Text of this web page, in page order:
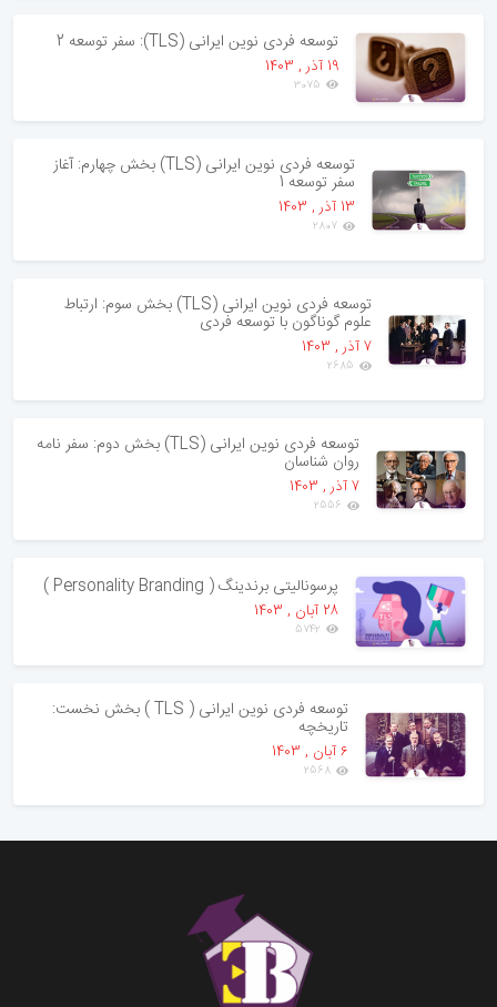
توسعه فردی نوین ایرانی (TLS): سفر توسعه 2
19 آذر , 1403
3075
توسعه فردی نوین ایرانی (TLS) بخش چهارم: آغاز
سفر توسعه 1
13 آذر , 1403
2807
توسعه فردی نوین ایرانی (TLS) بخش سوم: ارتباط
علوم گوناگون با توسعه فردی
7 آذر , 1403
2685
توسعه فردی نوین ایرانی (TLS) بخش دوم: سفر نامه
روان شناسان
7 آذر , 1403
2556
پرسونالیتی برندینگ ( Personality Branding )
28 آبان , 1403
5742
توسعه فردی نوین ایرانی ( TLS ) بخش نخست:
تاریخچه
6 آبان , 1403
2568